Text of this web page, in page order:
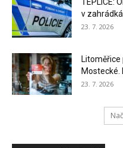
TEPLICE:
v
23. 7. 2026
Mostecké.
23. 7. 2026